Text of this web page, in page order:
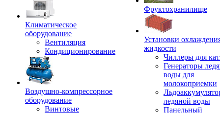
Климатическое
оборудование
Вентиляция
Кондиционирование
Воздушно-компрессорное
оборудование
Винтовые
Фруктохранилище
Установки
жидкости
Чиллеры для
Генераторы
воды для
молокоприемки
ледяной воды
Панельный